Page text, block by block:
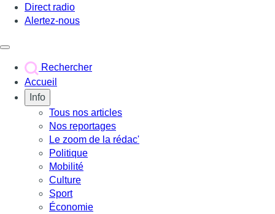
Direct radio
Alertez-nous
Rechercher
Accueil
Info
Tous nos articles
Nos reportages
Le zoom de la rédac'
Politique
Mobilité
Culture
Sport
Économie